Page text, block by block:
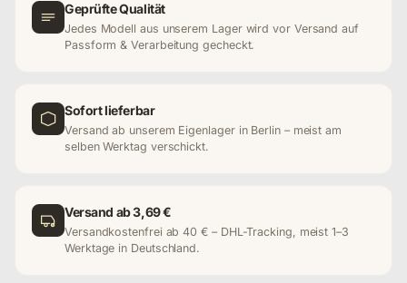
Geprüfte Qualität
Jedes Modell aus unserem Lager wird vor Versand auf
Passform & Verarbeitung gecheckt.
Sofort lieferbar
Versand ab unserem Eigenlager in Berlin – meist am
selben Werktag verschickt.
Versand ab 3,69 €
Versandkostenfrei ab 40 € – DHL-Tracking, meist 1–3
Werktage in Deutschland.